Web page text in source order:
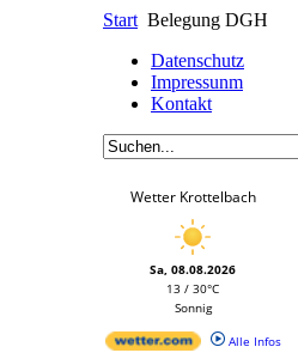
Start Belegung DGH
Datenschutz
Impressunm
Kontakt
Wetter Krottelbach
Sa, 08.08.2026
13 / 30°C
Sonnig
Alle Infos